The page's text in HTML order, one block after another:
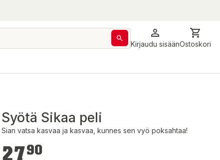
Kirjaudu sisäänOstoskori
Syötä Sikaa peli
Sian vatsa kasvaa ja kasvaa, kunnes sen vyö poksahtaa!
2790